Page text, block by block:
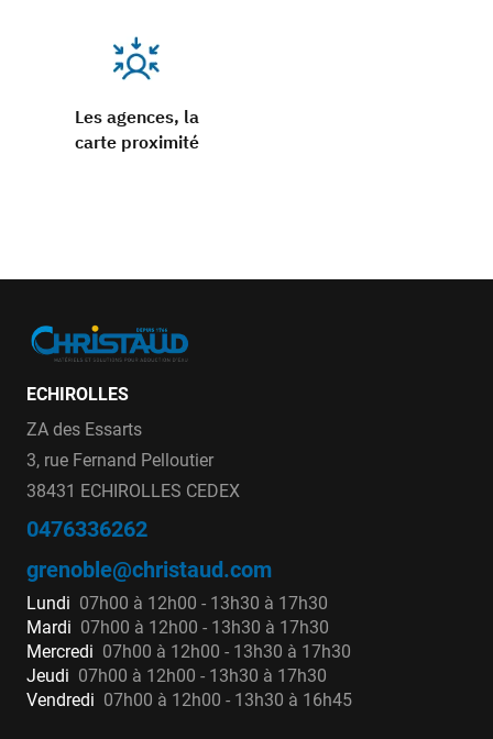
Les agences, la
carte proximité
ECHIROLLES
ZA des Essarts
3, rue Fernand Pelloutier
38431 ECHIROLLES CEDEX
0476336262
grenoble@christaud.com
Lundi 07h00 à 12h00 - 13h30 à 17h30
Mardi 07h00 à 12h00 - 13h30 à 17h30
Mercredi 07h00 à 12h00 - 13h30 à 17h30
Jeudi 07h00 à 12h00 - 13h30 à 17h30
Vendredi 07h00 à 12h00 - 13h30 à 16h45